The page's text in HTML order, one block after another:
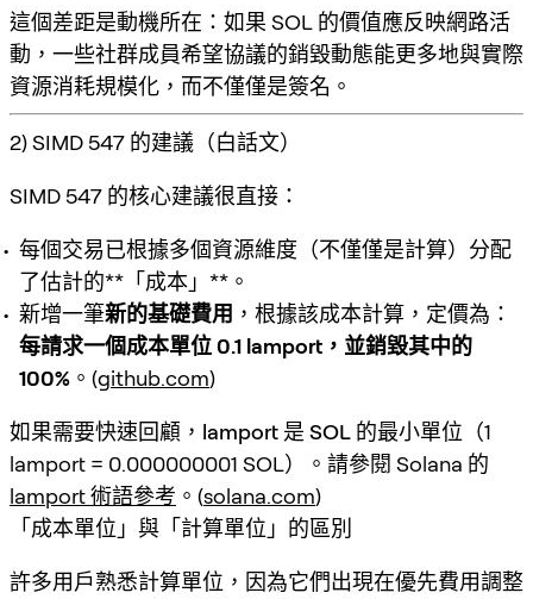
這個差距是動機所在：如果 SOL 的價值應反映網路活
動，一些社群成員希望協議的銷毀動態能更多地與實際
資源消耗規模化，而不僅僅是簽名。
2) SIMD 547 的建議（白話文）
SIMD 547 的核心建議很直接：
每個交易已根據多個資源維度（不僅僅是計算）分配
了估計的**「成本」**。
新增一筆新的基礎費用 ，根據該成本計算，定價為：
每請求一個成本單位 0.1 lamport，並銷毀其中的
100% 。(github.com)
如果需要快速回顧， lamport 是 SOL 的最小單位 （1
lamport = 0.000000001 SOL）。請參閱 Solana 的
lamport 術語參考 。(solana.com)
「成本單位」與「計算單位」的區別
許多用戶熟悉計算單位，因為它們出現在優先費用調整